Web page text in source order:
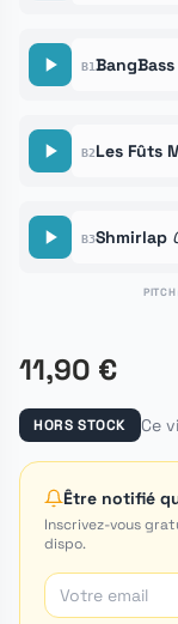
B1BangBass
B2Les Fûts
B3Shmirlap
PITCH
11,90 €
HORS STOCK Ce
Être notifié
Inscrivez-vous
dispo.